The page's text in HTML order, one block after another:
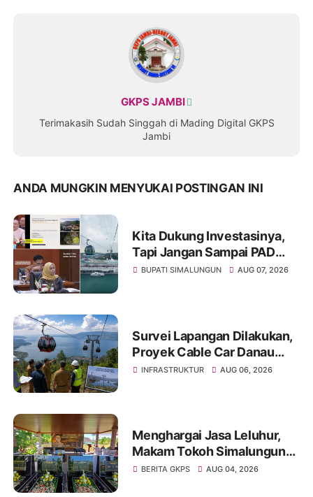
GKPS JAMBI
Terimakasih Sudah Singgah di Mading Digital GKPS
Jambi
ANDA MUNGKIN MENYUKAI POSTINGAN INI
Kita Dukung Investasinya,
Tapi Jangan Sampai PAD
Simalungun yang Jadi
BUPATI SIMALUNGUN AUG 07, 2026
Survei Lapangan Dilakukan,
Proyek Cable Car Danau
Toba Masih Terkendala
INFRASTRUKTUR AUG 06, 2026
Menghargai Jasa Leluhur,
Makam Tokoh Simalungun
dr. Djasamen Saragih Resmi
BERITA GKPS AUG 04, 2026